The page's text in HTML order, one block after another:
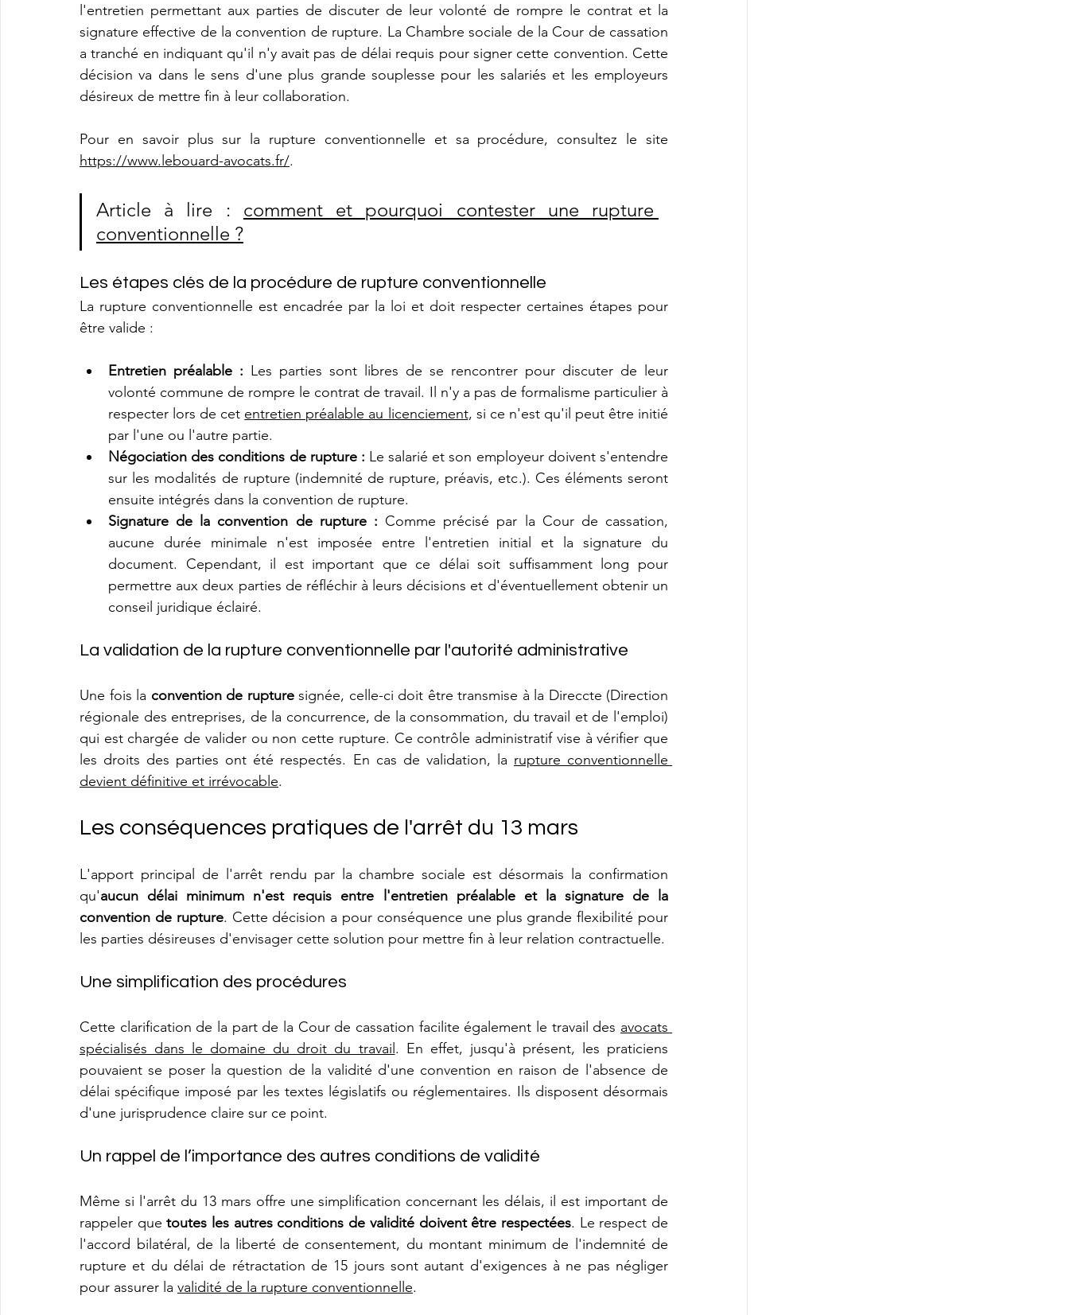
l'entretien permettant aux parties de discuter de leur volonté de rompre le contrat et la
signature effective de la convention de rupture. La Chambre sociale de la Cour de cassation
a tranché en indiquant qu'il n'y avait pas de délai requis pour signer cette convention. Cette
décision va dans le sens d'une plus grande souplesse pour les salariés et les employeurs
désireux de mettre fin à leur collaboration.
https://www.lebouard-avocats.fr/.
Article à lire : comment et pourquoi contester une rupture
conventionnelle ?
Les étapes clés de la procédure de rupture conventionnelle
La rupture conventionnelle est encadrée par la loi et doit respecter certaines étapes pour
être valide :
Entretien préalable : Les parties sont libres de se rencontrer pour discuter de leur
volonté commune de rompre le contrat de travail. Il n'y a pas de formalisme particulier à
respecter lors de cet entretien préalable au licenciement, si ce n'est qu'il peut être initié
par l'une ou l'autre partie.
Négociation des conditions de rupture : Le salarié et son employeur doivent s'entendre
sur les modalités de rupture (indemnité de rupture, préavis, etc.). Ces éléments seront
ensuite intégrés dans la convention de rupture.
Signature de la convention de rupture : Comme précisé par la Cour de cassation,
aucune durée minimale n'est imposée entre l'entretien initial et la signature du
document. Cependant, il est important que ce délai soit suffisamment long pour
permettre aux deux parties de réfléchir à leurs décisions et d'éventuellement obtenir un
conseil juridique éclairé.
La validation de la rupture conventionnelle par l'autorité administrative
Une fois la convention de rupture signée, celle-ci doit être transmise à la Direccte (Direction
régionale des entreprises, de la concurrence, de la consommation, du travail et de l'emploi)
qui est chargée de valider ou non cette rupture. Ce contrôle administratif vise à vérifier que
les droits des parties ont été respectés. En cas de validation, la rupture conventionnelle
devient définitive et irrévocable.
Les conséquences pratiques de l'arrêt du 13 mars
L'apport principal de l'arrêt rendu par la chambre sociale est désormais la confirmation
qu'aucun délai minimum n'est requis entre l'entretien préalable et la signature de la
convention de rupture. Cette décision a pour conséquence une plus grande flexibilité pour
les parties désireuses d'envisager cette solution pour mettre fin à leur relation contractuelle.
Une simplification des procédures
Cette clarification de la part de la Cour de cassation facilite également le travail des avocats
spécialisés dans le domaine du droit du travail. En effet, jusqu'à présent, les praticiens
pouvaient se poser la question de la validité d'une convention en raison de l'absence de
délai spécifique imposé par les textes législatifs ou réglementaires. Ils disposent désormais
d'une jurisprudence claire sur ce point.
Un rappel de l’importance des autres conditions de validité
Même si l'arrêt du 13 mars offre une simplification concernant les délais, il est important de
rappeler que toutes les autres conditions de validité doivent être respectées. Le respect de
l'accord bilatéral, de la liberté de consentement, du montant minimum de l'indemnité de
rupture et du délai de rétractation de 15 jours sont autant d'exigences à ne pas négliger
pour assurer la validité de la rupture conventionnelle.